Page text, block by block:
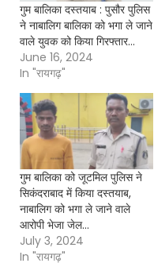
गुम बालिका दस्तयाब : पुसौर पुलिस
ने नाबालिग बालिका को भगा ले जाने
वाले युवक को किया गिरफ्तार…
June 16, 2024
In "रायगढ़"
गुम बालिका को जूटमिल पुलिस ने
सिकंदराबाद में किया दस्तयाब,
नाबालिग को भगा ले जाने वाले
आरोपी भेजा जेल…
July 3, 2024
In "रायगढ़"